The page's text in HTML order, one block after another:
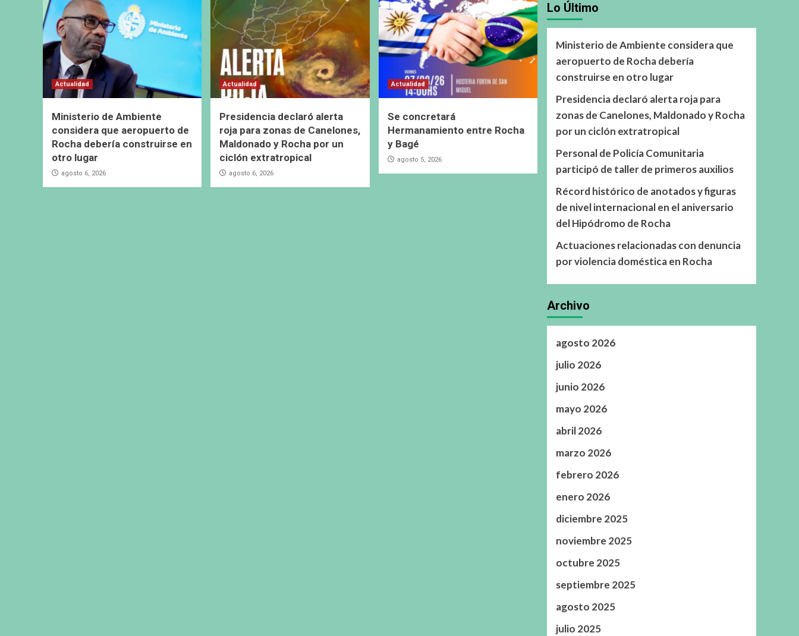
Actualidad
Ministerio de Ambiente
considera que aeropuerto de
Rocha debería construirse en
otro lugar
agosto 6, 2026
Actualidad
Presidencia declaró alerta
roja para zonas de Canelones,
Maldonado y Rocha por un
ciclón extratropical
agosto 6, 2026
Actualidad
Se concretará
Hermanamiento entre Rocha
y Bagé
agosto 5, 2026
Lo Último
Ministerio de Ambiente considera que
aeropuerto de Rocha debería
construirse en otro lugar
Presidencia declaró alerta roja para
zonas de Canelones, Maldonado y Rocha
por un ciclón extratropical
Personal de Policía Comunitaria
participó de taller de primeros auxilios
Récord histórico de anotados y figuras
de nivel internacional en el aniversario
del Hipódromo de Rocha
Actuaciones relacionadas con denuncia
por violencia doméstica en Rocha
Archivo
agosto 2026
julio 2026
junio 2026
mayo 2026
abril 2026
marzo 2026
febrero 2026
enero 2026
diciembre 2025
noviembre 2025
octubre 2025
septiembre 2025
agosto 2025
julio 2025